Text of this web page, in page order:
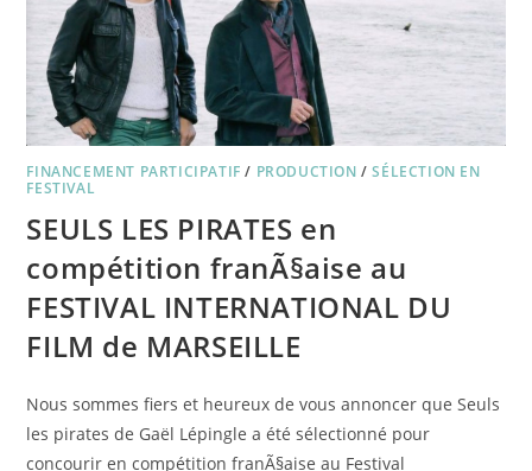
FINANCEMENT PARTICIPATIF / PRODUCTION /SÉLECTION EN
FESTIVAL
SEULS LES PIRATES en
compétition franÃ§aise au
FESTIVAL INTERNATIONAL DU
FILM de MARSEILLE
Nous sommes fiers et heureux de vous annoncer que Seuls
les pirates de Gaël Lépingle a été sélectionné pour
concourir en compétition franÃ§aise au Festival